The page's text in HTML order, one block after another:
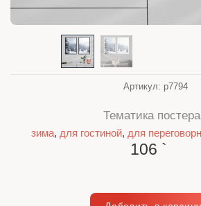
Артикул: р7794
Тематика постера
зима, для гостиной, для
106 `